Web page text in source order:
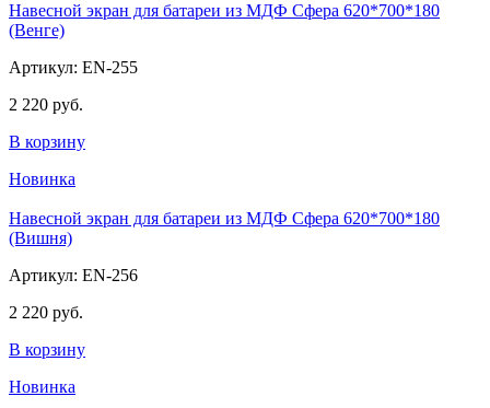
Навесной экран для батареи из МДФ Сфера 620*700*180
(Венге)
Артикул: EN-255
2 220 руб.
В корзину
Новинка
Навесной экран для батареи из МДФ Сфера 620*700*180
(Вишня)
Артикул: EN-256
2 220 руб.
В корзину
Новинка